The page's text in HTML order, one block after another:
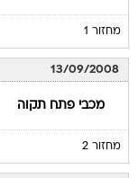
מחזור 1
13/09/2008
מכבי פתח תקוה
מחזור 2